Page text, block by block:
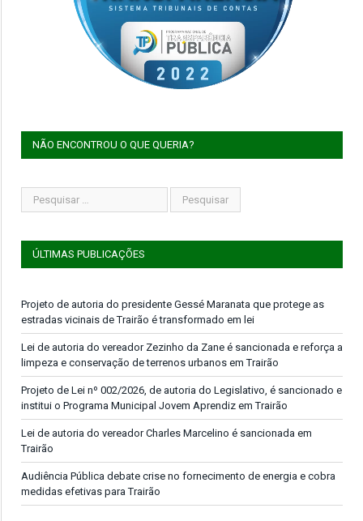
NÃO ENCONTROU O QUE QUERIA?
ÚLTIMAS PUBLICAÇÕES
Projeto de autoria do presidente Gessé Maranata que protege as
estradas vicinais de Trairão é transformado em lei
Lei de autoria do vereador Zezinho da Zane é sancionada e reforça a
limpeza e conservação de terrenos urbanos em Trairão
Projeto de Lei nº 002/2026, de autoria do Legislativo, é sancionado e
institui o Programa Municipal Jovem Aprendiz em Trairão
Lei de autoria do vereador Charles Marcelino é sancionada em
Trairão
Audiência Pública debate crise no fornecimento de energia e cobra
medidas efetivas para Trairão